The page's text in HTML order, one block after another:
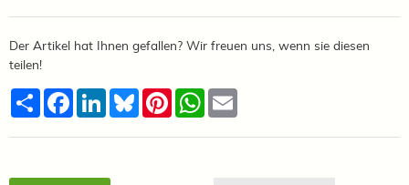
Der Artikel hat Ihnen gefallen? Wir freuen uns, wenn sie diesen
teilen!
TeilenFacebook
LinkedInBlueskyPinterestWhatsApp